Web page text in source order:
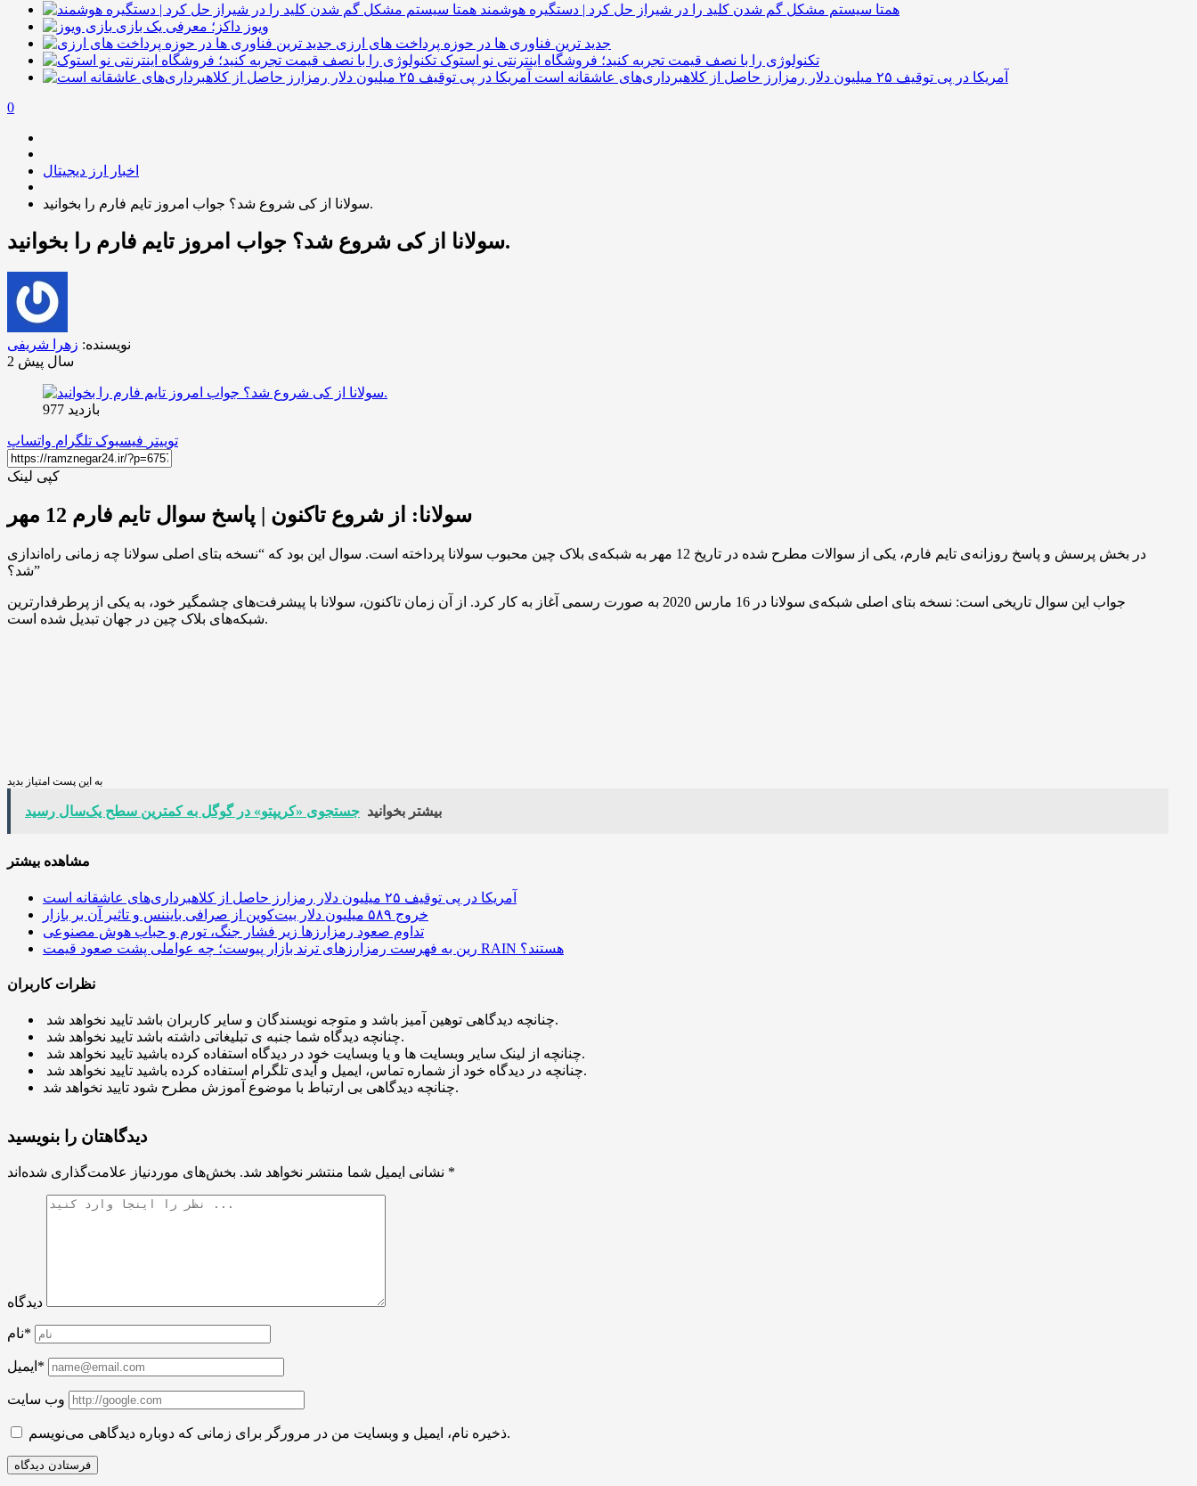
همتا سیستم مشکل گم شدن کلید را در شیراز حل کرد | دستگیره هوشمند
ویوز داکز؛ معرفی یک بازی
جدید ترین فناوری ها در حوزه پرداخت های ارزی
تکنولوژی را با نصف قیمت تجربه کنید؛ فروشگاه اینترنتی نو استوک
آمریکا در پی توقیف ۲۵ میلیون دلار رمزارز حاصل از کلاهبرداری‌های عاشقانه است
0
اخبار ارز دیجیتال
سولانا از کی شروع شد؟ جواب امروز تایم فارم را بخوانید.
سولانا از کی شروع شد؟ جواب امروز تایم فارم را بخوانید.
نویسنده: زهرا شریفی
2 سال پیش
بازدید 977
توییتر فیسبوک تلگرام واتساپ
کپی لینک
سولانا: از شروع تاکنون | پاسخ سوال تایم فارم 12 مهر
در بخش پرسش و پاسخ روزانه‌ی تایم فارم، یکی از سوالات مطرح شده در تاریخ 12 مهر به شبکه‌ی بلاک چین محبوب سولانا پرداخته است. سوال این بود که “نسخه بتای اصلی سولانا چه زمانی راه‌اندازی
شد؟”
جواب این سوال تاریخی است: نسخه بتای اصلی شبکه‌ی سولانا در 16 مارس 2020 به صورت رسمی آغاز به کار کرد. از آن زمان تاکنون، سولانا با پیشرفت‌های چشمگیر خود، به یکی از پرطرفدارترین
شبکه‌های بلاک چین در جهان تبدیل شده است.
به این پست امتیاز بدید
بیشتر بخوانید جستجوی «کریپتو» در گوگل به کمترین سطح یک‌سال رسید
مشاهده بیشتر
آمریکا در پی توقیف ۲۵ میلیون دلار رمزارز حاصل از کلاهبرداری‌های عاشقانه است
خروج ۵۸۹ میلیون دلار بیت‌کوین از صرافی بایننس و تاثیر آن بر بازار
تداوم صعود رمزارزها زیر فشار جنگ، تورم و حباب هوش مصنوعی
رین به فهرست رمزارزهای ترند بازار پیوست؛ چه عواملی پشت صعود قیمت RAIN هستند؟
نظرات کاربران
چنانچه دیدگاهی توهین آمیز باشد و متوجه نویسندگان و سایر کاربران باشد تایید نخواهد شد.
چنانچه دیدگاه شما جنبه ی تبلیغاتی داشته باشد تایید نخواهد شد.
چنانچه از لینک سایر وبسایت ها و یا وبسایت خود در دیدگاه استفاده کرده باشید تایید نخواهد شد.
چنانچه در دیدگاه خود از شماره تماس، ایمیل و آیدی تلگرام استفاده کرده باشید تایید نخواهد شد.
چنانچه دیدگاهی بی ارتباط با موضوع آموزش مطرح شود تایید نخواهد شد.
دیدگاهتان را بنویسید
نشانی ایمیل شما منتشر نخواهد شد. *
دیدگاه
نام*
ایمیل*
وب سایت
ذخیره نام، ایمیل و وبسایت من در مرورگر برای زمانی که دوباره دیدگاهی می‌نویسم.